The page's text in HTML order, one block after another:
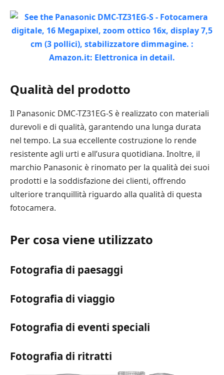
Qualità del prodotto
Il Panasonic DMC-TZ31EG-S è realizzato con materiali
durevoli e di qualità, garantendo una lunga durata
nel tempo. La sua eccellente costruzione lo rende
resistente agli urti e all’usura quotidiana. Inoltre, il
marchio Panasonic è rinomato per la qualità dei suoi
prodotti e la soddisfazione dei clienti, offrendo
ulteriore tranquillità riguardo alla qualità di questa
fotocamera.
Per cosa viene utilizzato
Fotografia di paesaggi
Fotografia di viaggio
Fotografia di eventi speciali
Fotografia di ritratti